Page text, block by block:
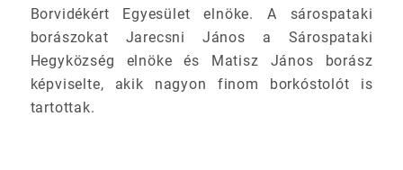
Borvidékért Egyesület elnöke. A sárospataki
borászokat Jarecsni János a Sárospataki
Hegyközség elnöke és Matisz János borász
képviselte, akik nagyon finom borkóstolót is
tartottak.